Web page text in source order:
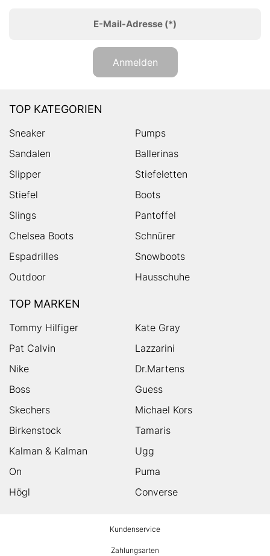
E-Mail-Adresse (*)
Anmelden
TOP KATEGORIEN
Sneaker
Pumps
Sandalen
Ballerinas
Slipper
Stiefeletten
Stiefel
Boots
Slings
Pantoffel
Chelsea Boots
Schnürer
Espadrilles
Snowboots
Outdoor
Hausschuhe
TOP MARKEN
Tommy Hilfiger
Kate Gray
Pat Calvin
Lazzarini
Nike
Dr.Martens
Boss
Guess
Skechers
Michael Kors
Birkenstock
Tamaris
Kalman & Kalman
Ugg
On
Puma
Högl
Converse
Kundenservice
Zahlungsarten